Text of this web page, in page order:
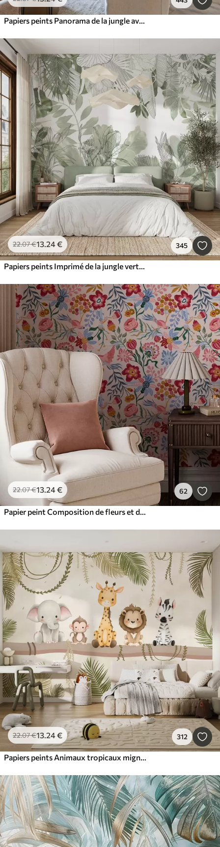
Papiers peints Panorama de la jungle avec des animaux
22.07€13.24€ 345
Papiers peints Imprimé de la jungle verte, plantes et feuilles tropicales sur fond blanc
22.07€13.24€ 62
Papier peint Composition de fleurs et de baies lumineuses avec des perroquets
22.07€13.24€ 312
Papiers peints Animaux tropicaux mignons